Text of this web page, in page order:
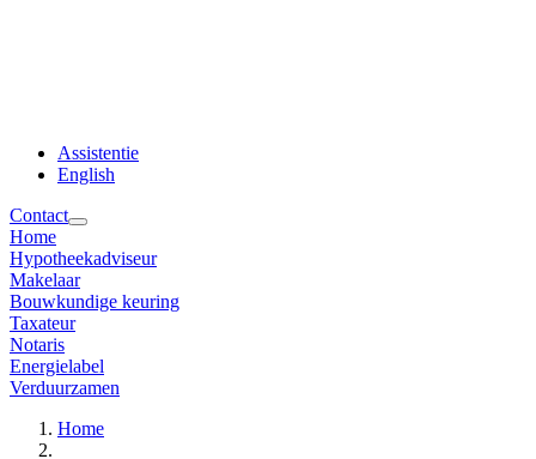
Assistentie
English
Contact
Home
Hypotheekadviseur
Makelaar
Bouwkundige keuring
Taxateur
Notaris
Energielabel
Verduurzamen
Home